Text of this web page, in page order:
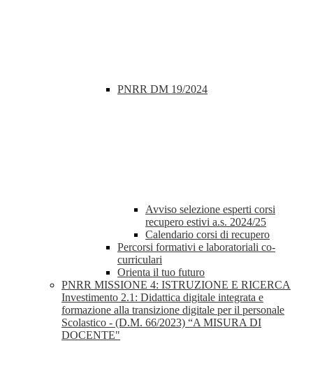
PNRR DM 19/2024
Avviso selezione esperti corsi
recupero estivi a.s. 2024/25
Calendario corsi di recupero
Percorsi formativi e laboratoriali co-
curriculari
Orienta il tuo futuro
PNRR MISSIONE 4: ISTRUZIONE E RICERCA
Investimento 2.1: Didattica digitale integrata e
formazione alla transizione digitale per il personale
Scolastico - (D.M. 66/2023) “A MISURA DI
DOCENTE"